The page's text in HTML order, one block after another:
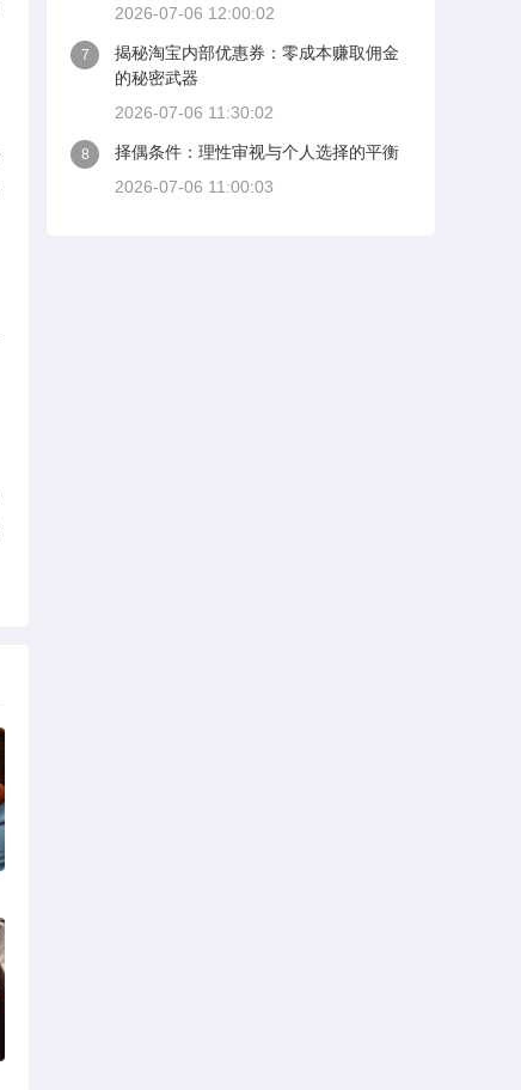
2026-07-06 12:00:02
7
揭秘淘宝内部优惠券：零成本赚取佣金
的秘密武器
2026-07-06 11:30:02
8
择偶条件：理性审视与个人选择的平衡
2026-07-06 11:00:03